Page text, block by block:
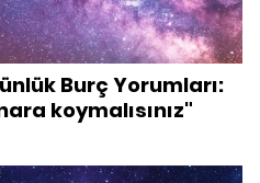
Burç Yorumları:
koymalısınız"